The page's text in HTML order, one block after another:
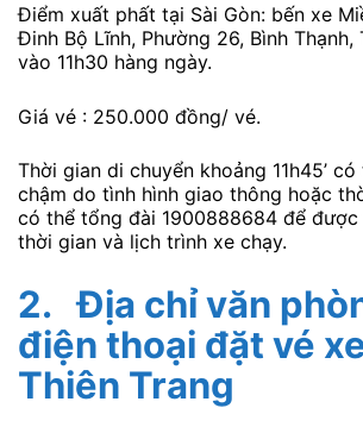
Điểm xuất phất tại Sài Gòn: bến xe
Đinh Bộ Lĩnh, Phường 26, Bình Thạnh,
vào 11h30 hàng ngày.
Giá vé : 250.000 đồng/ vé.
Thời gian di chuyển khoảng 11h45’
chậm do tình hình giao thông hoặc
có thể tổng đài 1900888684 để
thời gian và lịch trình xe chạy.
2.Địa chỉ văn
điện thoại đặt vé
Thiên Trang